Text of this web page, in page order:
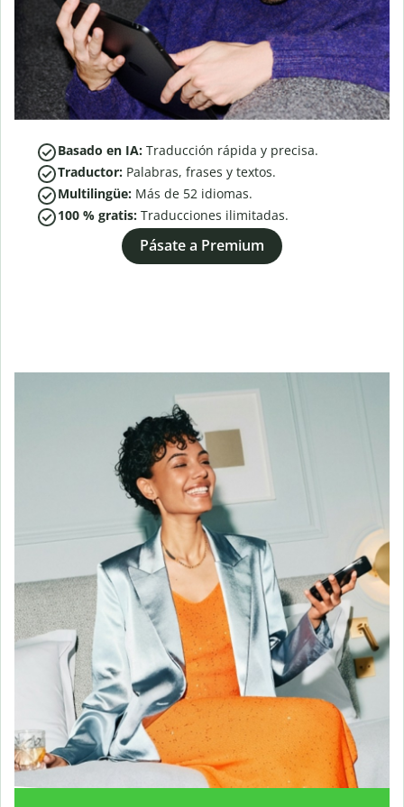
Basado en IA: Traducción rápida y precisa.
Traductor: Palabras, frases y textos.
Multilingüe: Más de 52 idiomas.
100 % gratis: Traducciones ilimitadas.
Pásate a Premium